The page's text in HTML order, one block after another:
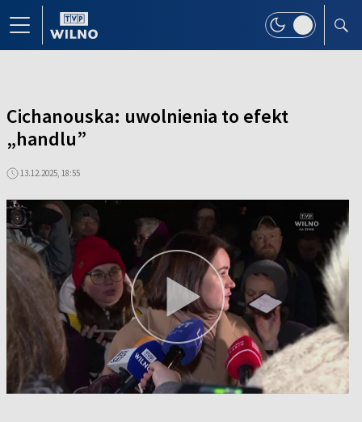
Cichanouska: uwolnienia to efekt
„handlu”
13.12.2025, 18:55